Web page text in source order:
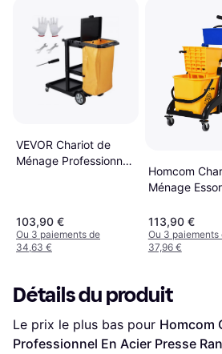
VEVOR Chariot de
Ménage Professionnel
103,90 €
Ou 3 paiements de
34,63 €
Homcom
Ménage
x 45 x 95 cm
113,90 €
Ou 3 paiements
37,96 €
Détails du produit
Le prix le plus bas pour Homcom
Professionnel En Acier Presse